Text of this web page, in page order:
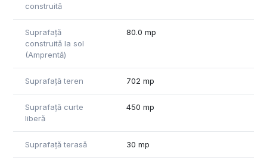
construită
Suprafață
construită la sol
(Amprentă)
80.0 mp
Suprafață teren 702 mp
Suprafață curte
liberă
450 mp
Suprafață terasă 30 mp